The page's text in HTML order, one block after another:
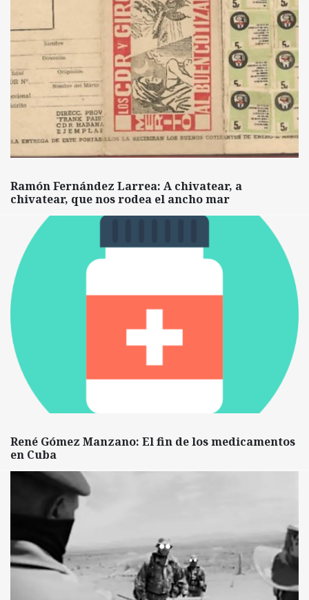
Ramón Fernández Larrea: A chivatear, a
chivatear, que nos rodea el ancho mar
René Gómez Manzano: El fin de los medicamentos
en Cuba